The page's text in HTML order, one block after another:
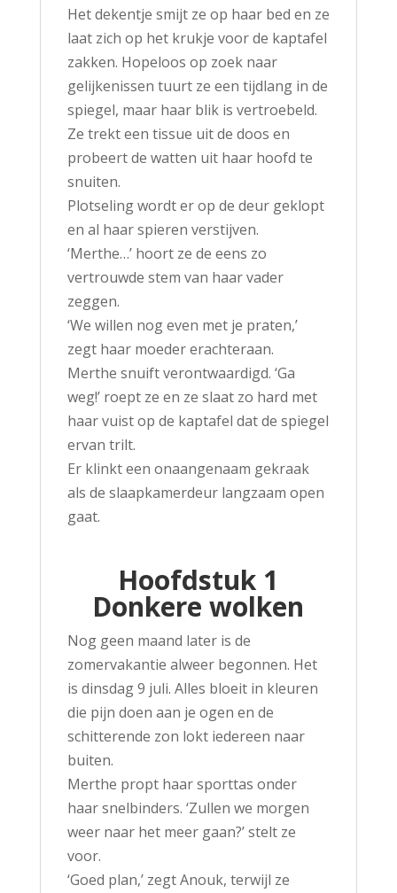
Het dekentje smijt ze op haar bed en ze
laat zich op het krukje voor de kaptafel
zakken. Hopeloos op zoek naar
gelijkenissen tuurt ze een tijdlang in de
spiegel, maar haar blik is vertroebeld.
Ze trekt een tissue uit de doos en
probeert de watten uit haar hoofd te
snuiten.
Plotseling wordt er op de deur geklopt
en al haar spieren verstijven.
‘Merthe…’ hoort ze de eens zo
vertrouwde stem van haar vader
zeggen.
‘We willen nog even met je praten,’
zegt haar moeder erachteraan.
Merthe snuift verontwaardigd. ‘Ga
weg!’ roept ze en ze slaat zo hard met
haar vuist op de kaptafel dat de spiegel
ervan trilt.
Er klinkt een onaangenaam gekraak
als de slaapkamerdeur langzaam open
gaat.
Hoofdstuk 1
Donkere wolken
Nog geen maand later is de
zomervakantie alweer begonnen. Het
is dinsdag 9 juli. Alles bloeit in kleuren
die pijn doen aan je ogen en de
schitterende zon lokt iedereen naar
buiten.
Merthe propt haar sporttas onder
haar snelbinders. ‘Zullen we morgen
weer naar het meer gaan?’ stelt ze
voor.
‘Goed plan,’ zegt Anouk, terwijl ze